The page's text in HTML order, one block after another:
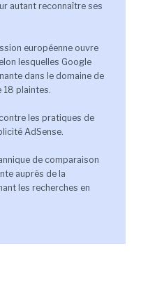
autant reconnaître ses
européenne ouvre
lesquelles Google
dans le domaine de
18 plaintes.
les pratiques de
AdSense.
de comparaison
auprès de la
les recherches en